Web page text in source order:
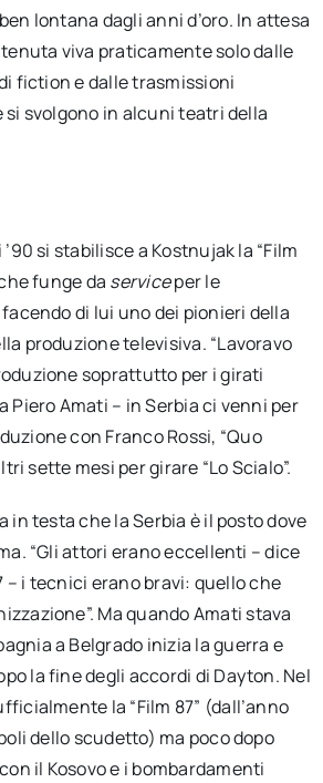
lontana dagli anni d’oro. In attesa
viva praticamente solo dalle
fiction e dalle trasmissioni
svolgono in alcuni teatri della
si stabilisce a Kostnujak la “Film
funge da serviceper le
di lui uno dei pionieri della
produzione televisiva. “Lavoravo
soprattutto per i girati
Piero Amati – in Serbia ci venni per
con Franco Rossi, “Quo
sette mesi per girare “Lo Scialo”.
in testa che la Serbia è il posto dove
“Gli attori erano eccellenti – dice
– i tecnici erano bravi: quello che
Ma quando Amati stava
a Belgrado inizia la guerra e
la fine degli accordi di Dayton. Nel
la “Film 87” (dall’anno
dello scudetto) ma poco dopo
il Kosovo e i bombardamenti